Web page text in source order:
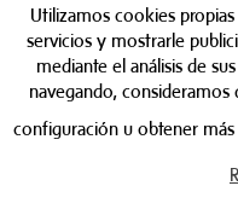
Utilizamos cookies
servicios y mostrarle
mediante el análisis de
navegando, consideramos
configuración u obtener más